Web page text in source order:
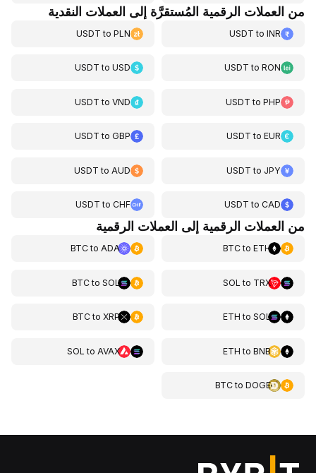
من العملات الرقمية المُستقرَّة إلى العملات النقدية
USDT toINR
USDT toPLN
USDT toRON
USDT toUSD
USDT toPHP
USDT toVND
USDT toEUR
USDT toGBP
USDT toJPY
USDT to AUD
USDT toCAD
USDT toCHF
من العملات الرقمية إلى العملات الرقمية
BTCtoETH
BTCtoADA
SOL to TRX
BTCtoSOL
ETH toSOL
BTCtoXRP
ETH toBNB
SOL toAVAX
BTCtoDOGE